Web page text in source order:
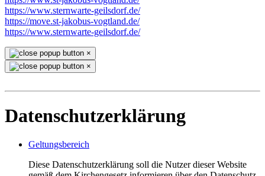
https://www.sternwarte-geilsdorf.de/
https://move.st-jakobus-vogtland.de/
https://www.sternwarte-geilsdorf.de/
×
×
Datenschutzerklärung
Geltungsbereich
Diese Datenschutzerklärung soll die Nutzer dieser Website